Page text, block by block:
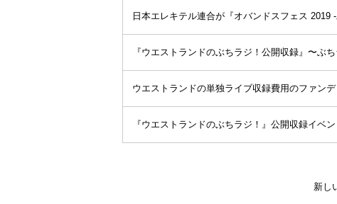
日本エレキテル連合が『オバンドスフェス 2019
『ウエストランドのぶちラジ！公開収録』〜ぶ
ウエストランドの単独ライブ収録費用のファン
『ウエストランドのぶちラジ！』公開収録イベン
新し